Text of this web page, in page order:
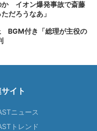
か イオン爆発事故で斎藤
だろうなあ」
BGM付き「総理が主役の
イト
ニュース
トレンド